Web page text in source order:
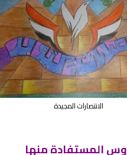
الانتصارات المجيدة
المستفادة منها